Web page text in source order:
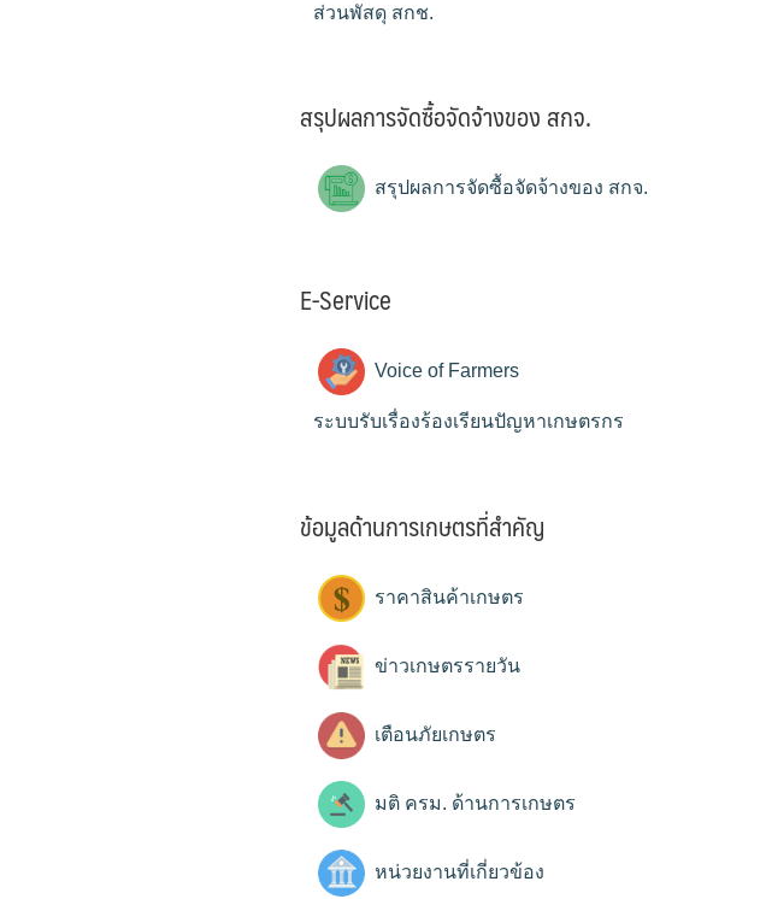
ส่วนพัสดุ สกช.
สรุปผลการจัดซื้อจัดจ้างของ สกจ.
สรุปผลการจัดซื้อจัดจ้างของ สกจ.
E-Service
Voice of Farmers
ระบบรับเรื่องร้องเรียนปัญหาเกษตรกร
ข้อมูลด้านการเกษตรที่สำคัญ
ราคาสินค้าเกษตร
ข่าวเกษตรรายวัน
เตือนภัยเกษตร
มติ ครม. ด้านการเกษตร
หน่วยงานที่เกี่ยวข้อง